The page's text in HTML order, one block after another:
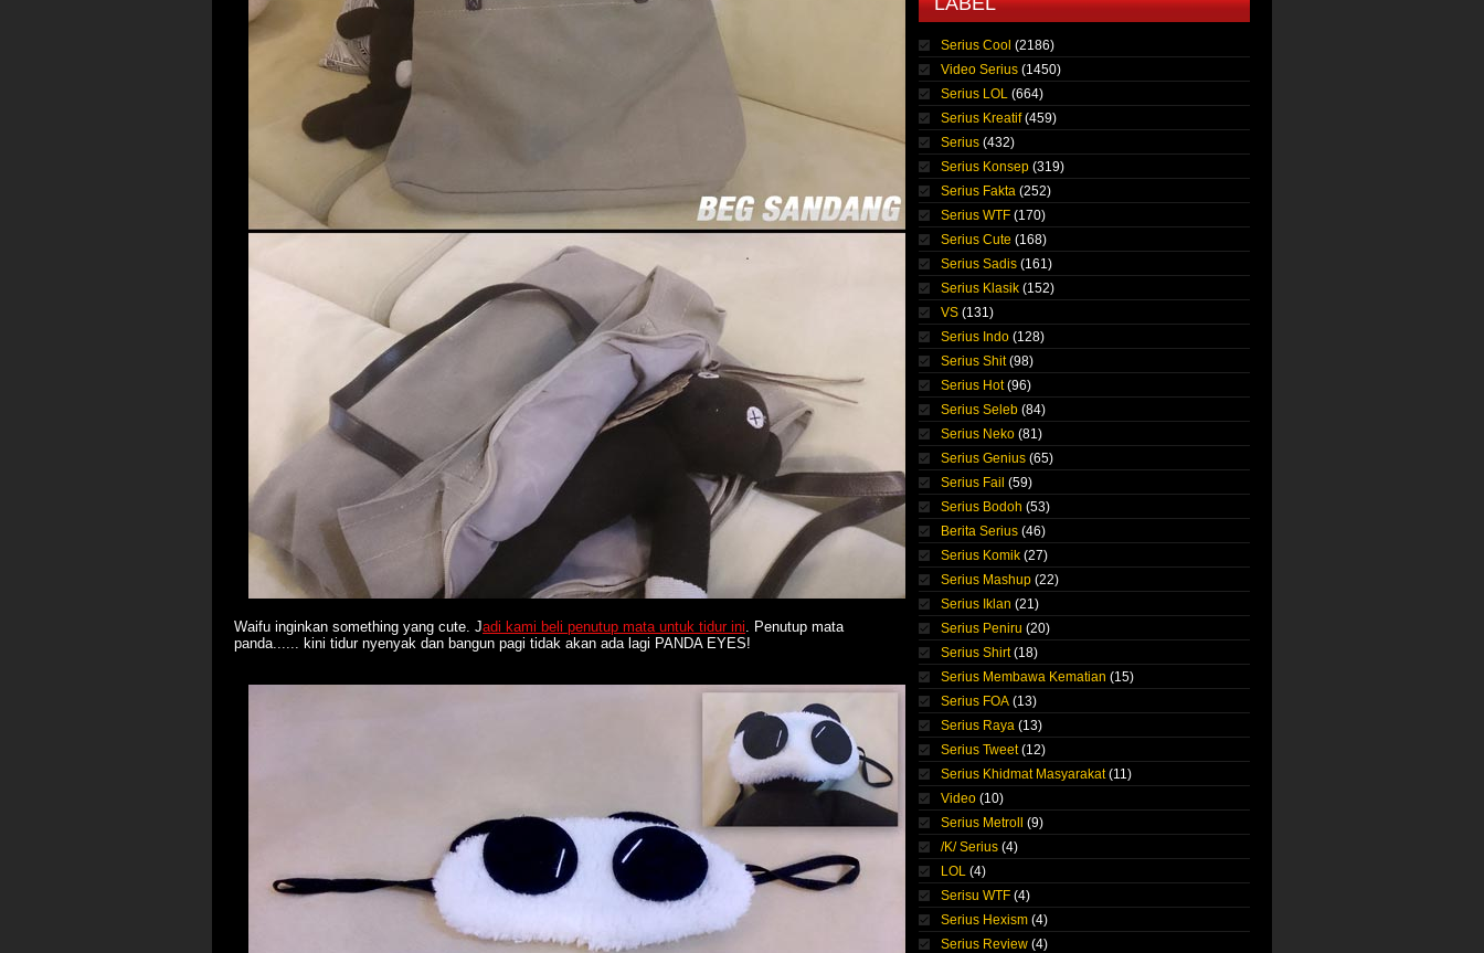
Waifu inginkan something yang cute. Jadi kami beli penutup mata untuk tidur ini. Penutup mata
panda...... kini tidur nyenyak dan bangun pagi tidak akan ada lagi PANDA EYES!
Serius Cool (2186)
Video Serius (1450)
Serius LOL (664)
Serius Kreatif (459)
Serius (432)
Serius Konsep (319)
Serius Fakta (252)
Serius WTF (170)
Serius Cute (168)
Serius Sadis (161)
Serius Klasik (152)
VS (131)
Serius Indo (128)
Serius Shit (98)
Serius Hot (96)
Serius Seleb (84)
Serius Neko (81)
Serius Genius (65)
Serius Fail (59)
Serius Bodoh (53)
Berita Serius (46)
Serius Komik (27)
Serius Mashup (22)
Serius Iklan (21)
Serius Peniru (20)
Serius Shirt (18)
Serius Membawa Kematian (15)
Serius FOA (13)
Serius Raya (13)
Serius Tweet (12)
Serius Khidmat Masyarakat (11)
Video (10)
Serius Metroll (9)
/K/ Serius (4)
LOL (4)
Serisu WTF (4)
Serius Hexism (4)
Serius Review (4)